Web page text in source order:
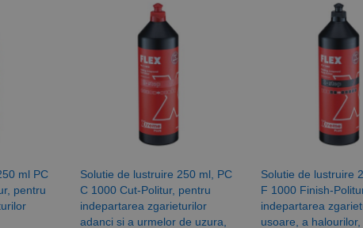
ml PC
pentru
Solutie de lustruire 250 ml, PC
C 1000 Cut-Politur, pentru
indepartarea zgarieturilor
adanci si a urmelor de uzura,
Solutie de lustruire
F 1000 Finish-
indepartarea
usoare, a